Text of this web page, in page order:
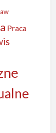
Praca